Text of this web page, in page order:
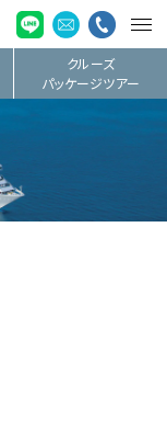
クルーズ
パッケージツアー